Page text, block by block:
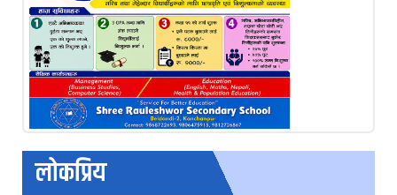
लोकप्रिय